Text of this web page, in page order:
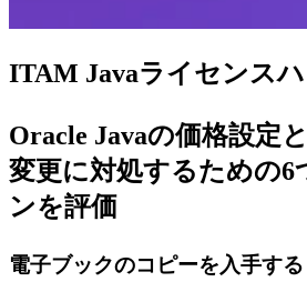
ITAM Javaライセンス
Oracle Javaの価格設定
変更に対処するための6
ンを評価
電子ブックのコピーを入手する